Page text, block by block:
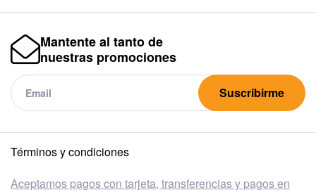
Mantente al tanto de
nuestras promociones
Suscribirme
Términos y condiciones
Aceptamos pagos con tarjeta, transferencias y pagos en